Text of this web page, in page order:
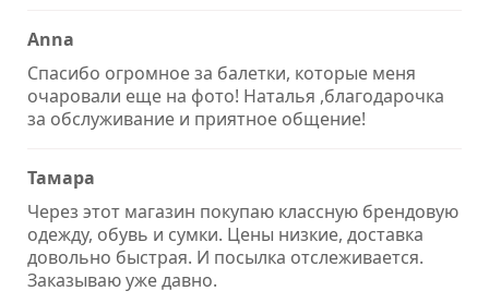
Anna
Спасибо огромное за балетки, которые меня
очаровали еще на фото! Наталья ,благодарочка
за обслуживание и приятное общение!
Тамара
Через этот магазин покупаю классную брендовую
одежду, обувь и сумки. Цены низкие, доставка
довольно быстрая. И посылка отслеживается.
Заказываю уже давно.